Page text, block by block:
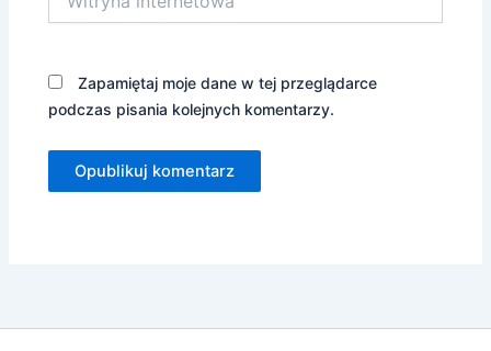
internetowa
Zapamiętaj moje dane w tej przeglądarce
podczas pisania kolejnych komentarzy.